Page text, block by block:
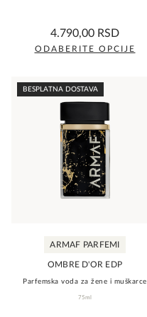
0,0
rating
4.790,00 RSD
ODABERITE OPCIJE
proizvod
ima
više
varijanti.
Opcije
mogu
biti
stranici
proizvoda.
BESPLATNA DOSTAVA
ARMAF PARFEMI
OMBRE D'OR EDP
Parfemska voda za žene i muškarce
75ml